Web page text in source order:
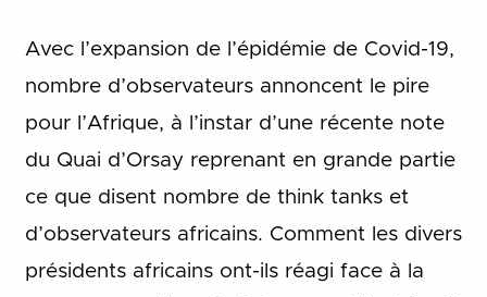
Avec l’expansion de l’épidémie de Covid-19,
nombre d’observateurs annoncent le pire
pour l’Afrique, à l’instar d’une récente note
du Quai d’Orsay reprenant en grande partie
ce que disent nombre de think tanks et
d’observateurs africains. Comment les divers
présidents africains ont-ils réagi face à la